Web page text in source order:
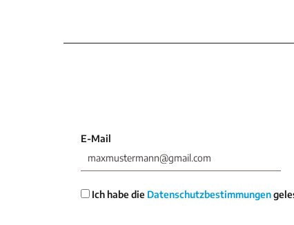
E-Mail
Ich habe die Datenschutzbestimmungen